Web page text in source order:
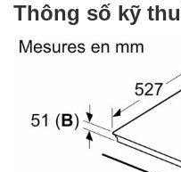
Thông số kỹ